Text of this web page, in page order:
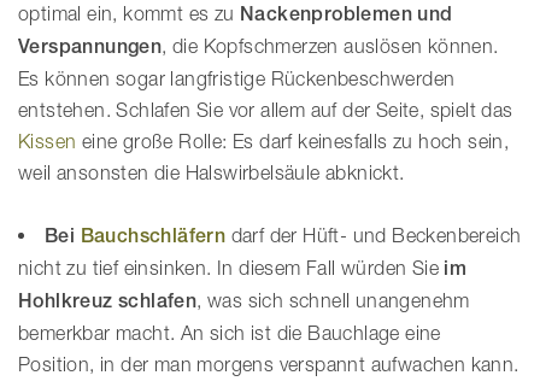
i
s
H
5
i
A
ä
n
g
optimal ein, kommt es zu Nackenproblemen und
Verspannungen , die Kopfschmerzen auslösen können.
Es können sogar langfristige Rückenbeschwerden
entstehen. Schlafen Sie vor allem auf der Seite, spielt das
Kissen eine große Rolle: Es darf keinesfalls zu hoch sein,
weil ansonsten die Halswirbelsäule abknickt.
Bei Bauchschläfern darf der Hüft- und Beckenbereich
nicht zu tief einsinken. In diesem Fall würden Sie im
Hohlkreuz schlafen , was sich schnell unangenehm
bemerkbar macht. An sich ist die Bauchlage eine
Position, in der man morgens verspannt aufwachen kann.